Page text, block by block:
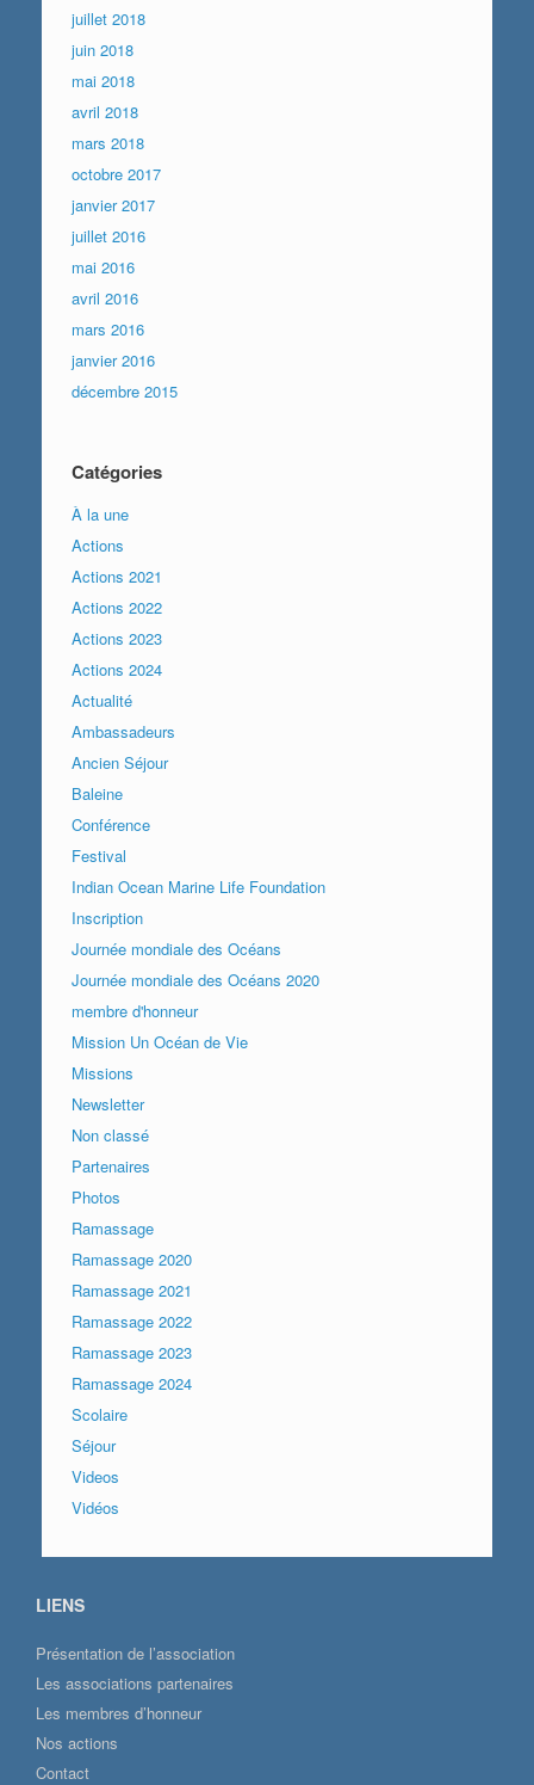
juillet 2018
juin 2018
mai 2018
avril 2018
mars 2018
octobre 2017
janvier 2017
juillet 2016
mai 2016
avril 2016
mars 2016
janvier 2016
décembre 2015
Catégories
À la une
Actions
Actions 2021
Actions 2022
Actions 2023
Actions 2024
Actualité
Ambassadeurs
Ancien Séjour
Baleine
Conférence
Festival
Indian Ocean Marine Life Foundation
Inscription
Journée mondiale des Océans
Journée mondiale des Océans 2020
membre d'honneur
Mission Un Océan de Vie
Missions
Newsletter
Non classé
Partenaires
Photos
Ramassage
Ramassage 2020
Ramassage 2021
Ramassage 2022
Ramassage 2023
Ramassage 2024
Scolaire
Séjour
Videos
Vidéos
LIENS
Présentation de l’association
Les associations partenaires
Les membres d’honneur
Nos actions
Contact